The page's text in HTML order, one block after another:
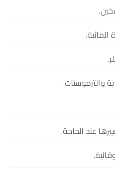
والترموستات.
عند الحاجة.